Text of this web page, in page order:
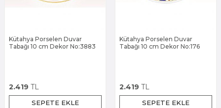
Kütahya Porselen Duvar
Tabağı 10 cm Dekor No:3883
2.419 TL
SEPETE EKLE
Kütahya Porselen Duvar
Tabağı 10 cm Dekor No:176
2.419 TL
SEPETE EKLE